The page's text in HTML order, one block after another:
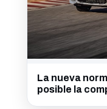
La nueva
posible la